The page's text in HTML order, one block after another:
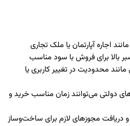
اجاره آپارتمان یا ملک تجاری
بالا برای فروش با سود مناسب
محدودیت در تغییر کاربری یا
دولتی می‌توانند زمان مناسب خرید و
و دریافت مجوزهای لازم برای ساخت‌وساز